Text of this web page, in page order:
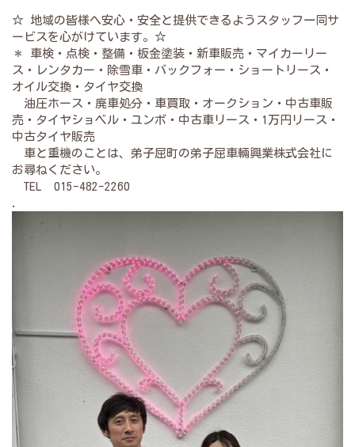
☆ 地域の皆様へ安心・安全と提供できるようスタッフ一同サ
ービスを心がけています。☆
＊ 車検・点検・整備・板金塗装・新車販売・マイカーリー
ス・レンタカー・除雪車・バックフォー・ショートリース・
オイル交換・タイヤ交換
油圧ホース・廃車処分・車買取・オークション・中古車販
売・タイヤショベル・ユンボ・中古車リース・1万円リース・
中古タイヤ販売
車と重機のことは、弟子屈町の弟子屈車輛興業株式会社に
お尋ねください。
TEL 015-482-2260